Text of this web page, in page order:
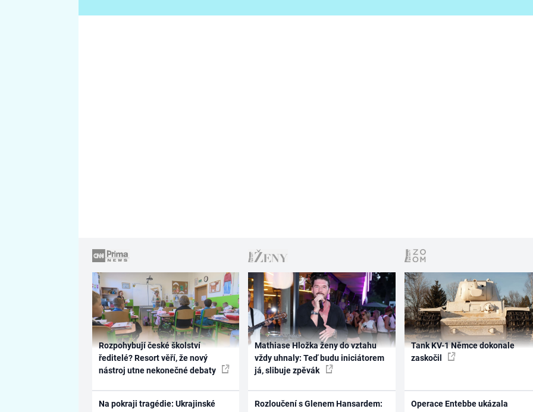
Rozpohybují české školství
ředitelé? Resort věří, že nový
nástroj utne nekonečné debaty
Na pokraji tragédie: Ukrajinské
Mathiase Hložka ženy do vztahu
vždy uhnaly: Teď budu iniciátorem
já, slibuje zpěvák
Rozloučení s Glenem Hansardem:
Tank KV-1 Němce dokonale
zaskočil
Operace Entebbe ukázala